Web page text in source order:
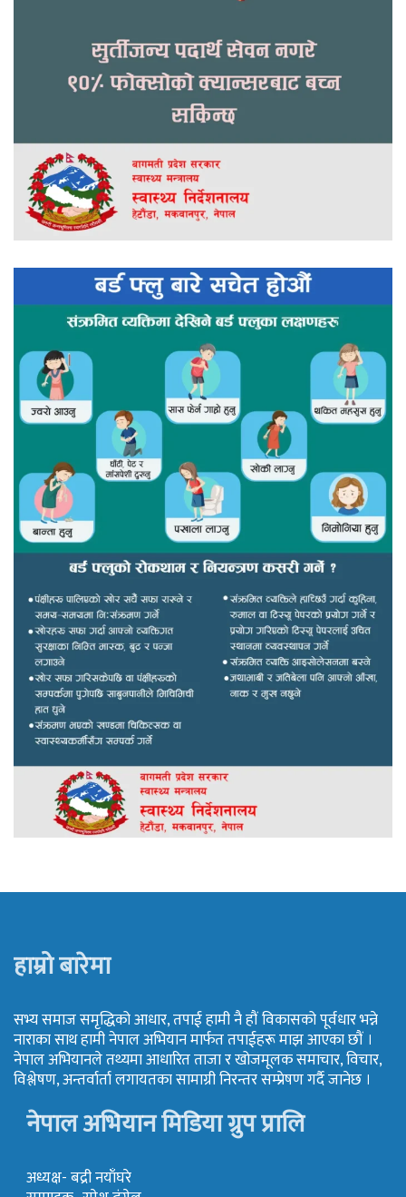
हाम्रो बारेमा
सभ्य समाज समृद्धिको आधार, तपाई हामी नै हौं विकासको पूर्वधार भन्ने
नाराका साथ हामी नेपाल अभियान मार्फत तपाईहरू माझ आएका छौं ।
नेपाल अभियानले तथ्यमा आधारित ताजा र खोजमूलक समाचार, विचार,
विश्लेषण, अन्तर्वार्ता लगायतका सामाग्री निरन्तर सम्प्रेषण गर्दै जानेछ ।
नेपाल अभियान मिडिया ग्रुप प्रालि
अध्यक्ष- बद्री नयाँघरे